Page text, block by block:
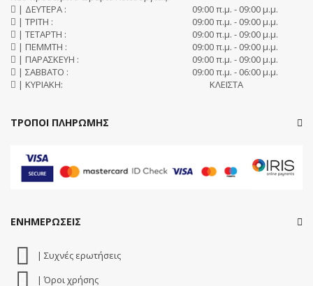
| ΔΕΥΤΕΡΑ :
09:00 π.μ. - 09:00 μ.μ.
| ΤΡΙΤΗ :
09:00 π.μ. - 09:00 μ.μ.
| ΤΕΤΑΡΤΗ :
09:00 π.μ. - 09:00 μ.μ.
| ΠΕΜΜΤΗ :
09:00 π.μ. - 09:00 μ.μ.
| ΠΑΡΑΣΚΕΥΗ :
09:00 π.μ. - 09:00 μ.μ.
| ΣΑΒΒΑΤΟ :
09:00 π.μ. - 06:00 μ.μ.
| ΚΥΡΙΑΚΗ:
ΚΛΕΙΣΤΑ
ΤΡΟΠΟΙ ΠΛΗΡΩΜΗΣ
ΕΝΗΜΕΡΩΣΕΙΣ
| Συχνές ερωτήσεις
| Όροι χρήσης